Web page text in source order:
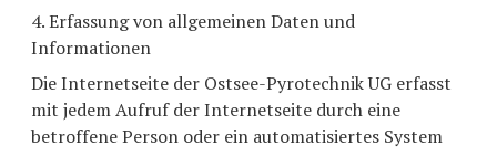
4. Erfassung von allgemeinen Daten und
Informationen
Die Internetseite der Ostsee-Pyrotechnik UG erfasst
mit jedem Aufruf der Internetseite durch eine
betroffene Person oder ein automatisiertes System